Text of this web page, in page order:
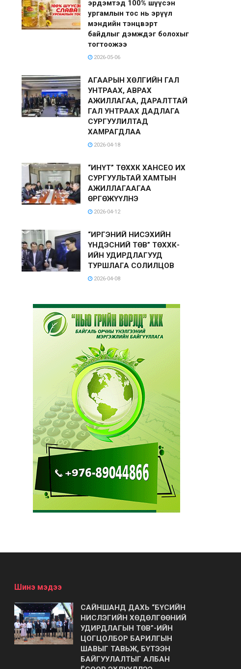
эрдэмтэд 100% шүүсэн
ургамлын тос нь эрүүл
мэндийн тэнцвэрт
байдлыг дэмждэг болохыг
тогтоожээ
2026-05-06
АГААРЫН ХӨЛГИЙН ГАЛ
УНТРААХ, АВРАХ
АЖИЛЛАГАА, ДАРАЛТТАЙ
ГАЛ УНТРААХ ДАДЛАГА
СУРГУУЛИЛТАД
ХАМРАГДЛАА
2026-04-18
“ИНҮТ” ТӨХХК ХАНСЕО ИХ
СУРГУУЛЬТАЙ ХАМТЫН
АЖИЛЛАГААГАА
ӨРГӨЖҮҮЛНЭ
2026-04-12
“ИРГЭНИЙ НИСЭХИЙН
ҮНДЭСНИЙ ТӨВ” ТӨХХК-
ИЙН УДИРДЛАГУУД
ТУРШЛАГА СОЛИЛЦОВ
2026-04-08
Шинэ мэдээ
САЙНШАНД ДАХЬ “БҮСИЙН
НИСЛЭГИЙН ХӨДӨЛГӨӨНИЙ
УДИРДЛАГЫН ТӨВ”-ИЙН
ЦОГЦОЛБОР БАРИЛГЫН
ШАВЫГ ТАВЬЖ, БҮТЭЭН
БАЙГУУЛАЛТЫГ АЛБАН